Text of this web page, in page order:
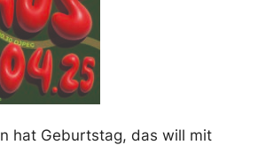
hat Geburtstag, das will mit